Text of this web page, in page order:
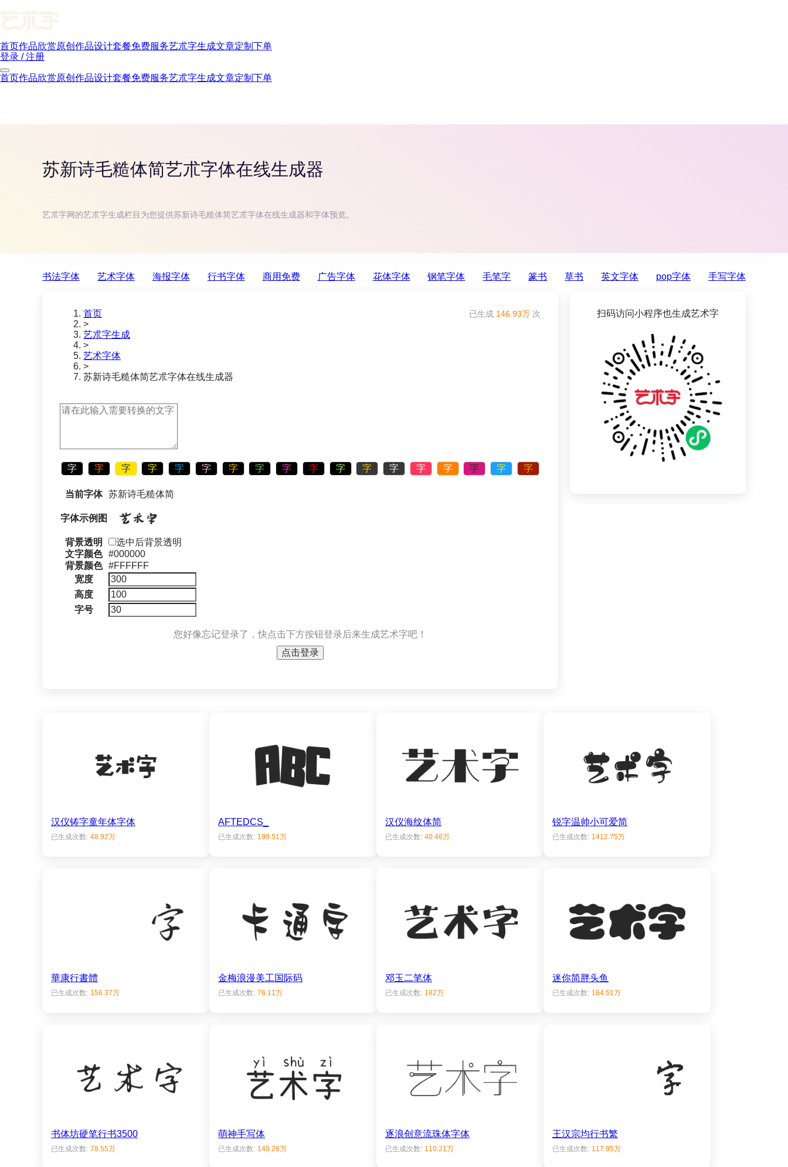
首页作品欣赏原创作品设计套餐免费服务艺朮字生成文章定制下单
登录 / 注册
首页作品欣赏原创作品设计套餐免费服务艺朮字生成文章定制下单
苏新诗毛糙体简艺朮字体在线生成器
艺朮字网的艺朮字生成栏目为您提供苏新诗毛糙体简艺朮字体在线生成器和字体预览。
书法字体 艺术字体 海报字体 行书字体 商用免费 广告字体 花体字体 钢笔字体 毛笔字 篆书 草书 英文字体 pop字体 手写字体
首页
>
艺朮字生成
>
艺术字体
>
苏新诗毛糙体简艺朮字体在线生成器
已生成 146.93万 次
字 字 字 字 字 字 字 字 字 字 字 字 字 字 字 字 字 字
当前字体 苏新诗毛糙体简
字体示例图
背景透明
选中后背景透明
文字颜色 #000000
背景颜色 #FFFFFF
宽度
高度
字号
您好像忘记登录了，快点击下方按钮登录后来生成艺术字吧！
点击登录
扫码访问小程序也生成艺术字
汉仪铸字童年体字体
已生成次数: 48.92万
AFTEDCS_
已生成次数: 199.51万
汉仪海纹体简
已生成次数: 40.46万
锐字温帅小可爱简
已生成次数: 1412.75万
華康行書體
已生成次数: 156.37万
金梅浪漫美工国际码
已生成次数: 76.11万
邓玉二笔体
已生成次数: 182万
迷你简胖头鱼
已生成次数: 164.51万
书体坊硬笔行书3500
已生成次数: 78.55万
萌神手写体
已生成次数: 140.26万
逐浪创意流珠体字体
已生成次数: 110.21万
王汉宗均行书繁
已生成次数: 117.95万